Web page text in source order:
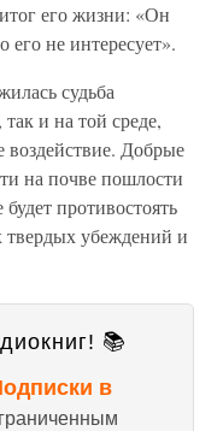
его жизни: «Он
не интересует».
судьба
и на той среде,
воздействие. Добрые
на почве пошлости
противостоять
убеждений и
📚
в